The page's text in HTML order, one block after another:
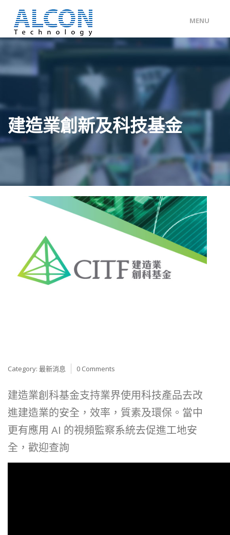
MENU
ENG / 中文
主頁
產品及服務
工程個案
建造業創新及科技基金
Category: 最新消息 0 Comments
建造業創科基金支持業界使用科技產品去改
進建造業的安全，效率，質素及環保。當中
更有應用 AI 的視頻監察系統去促進工地安
全，歡迎查詢